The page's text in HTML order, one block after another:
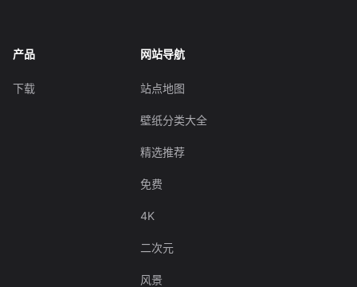
产品
下载
网站导航
站点地图
壁纸分类大全
精选推荐
免费
4K
二次元
风景